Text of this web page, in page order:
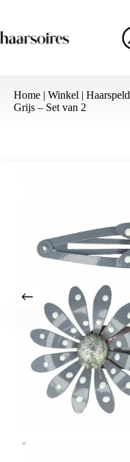
de
inhoud
Home | Winkel |
Grijs – Set van 2